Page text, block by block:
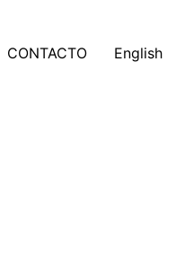
CONTACTO English